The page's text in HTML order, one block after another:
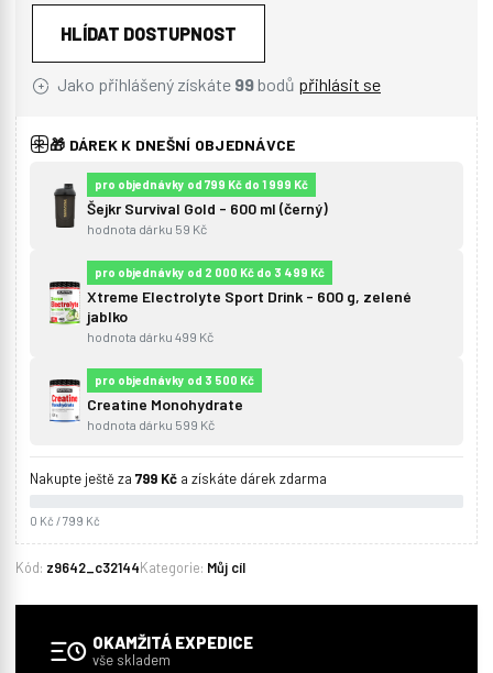
HLÍDAT DOSTUPNOST
Jako přihlášený získáte 99 bodů přihlásit se
🎁 DÁREK K DNEŠNÍ OBJEDNÁVCE
pro objednávky od 799 Kč do 1 999 Kč
Šejkr Survival Gold - 600 ml (černý)
hodnota dárku 59 Kč
pro objednávky od 2 000 Kč do 3 499 Kč
Xtreme Electrolyte Sport Drink - 600 g, zelené
jablko
hodnota dárku 499 Kč
pro objednávky od 3 500 Kč
Creatine Monohydrate
hodnota dárku 599 Kč
Nakupte ještě za 799 Kč a získáte dárek zdarma
0 Kč / 799 Kč
Kód: z9642_c32144Kategorie: Můj cíl
OKAMŽITÁ EXPEDICE
vše skladem